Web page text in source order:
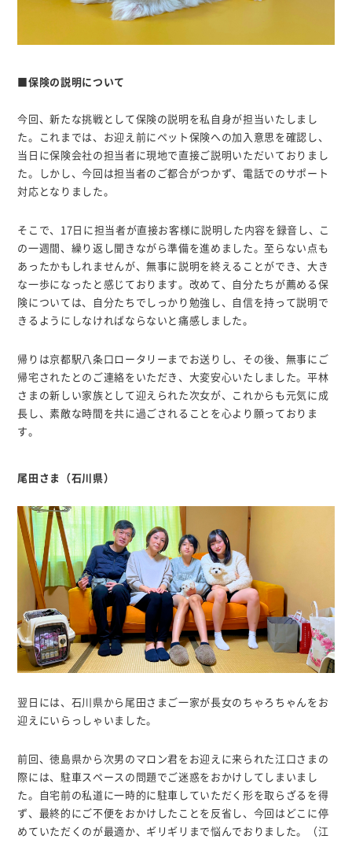
■保険の説明について
今回、新たな挑戦として保険の説明を私自身が担当いたしまし
た。これまでは、お迎え前にペット保険への加入意思を確認し、
当日に保険会社の担当者に現地で直接ご説明いただいておりまし
た。しかし、今回は担当者のご都合がつかず、電話でのサポート
対応となりました。
そこで、17日に担当者が直接お客様に説明した内容を録音し、こ
の一週間、繰り返し聞きながら準備を進めました。至らない点も
あったかもしれませんが、無事に説明を終えることができ、大き
な一歩になったと感じております。改めて、自分たちが薦める保
険については、自分たちでしっかり勉強し、自信を持って説明で
きるようにしなければならないと痛感しました。
帰りは京都駅八条口ロータリーまでお送りし、その後、無事にご
帰宅されたとのご連絡をいただき、大変安心いたしました。平林
さまの新しい家族として迎えられた次女が、これからも元気に成
長し、素敵な時間を共に過ごされることを心より願っておりま
す。
尾田さま（石川県）
翌日には、石川県から尾田さまご一家が長女のちゃろちゃんをお
迎えにいらっしゃいました。
前回、徳島県から次男のマロン君をお迎えに来られた江口さまの
際には、駐車スペースの問題でご迷惑をおかけしてしまいまし
た。自宅前の私道に一時的に駐車していただく形を取らざるを得
ず、最終的にご不便をおかけしたことを反省し、今回はどこに停
めていただくのが最適か、ギリギリまで悩んでおりました。（江